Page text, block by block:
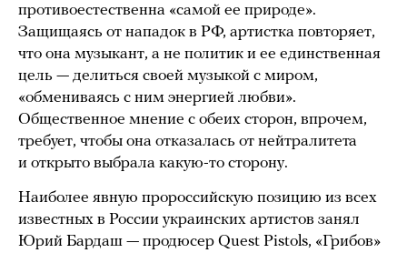
противоестественна «самой ее природе».
Защищаясь от нападок в РФ, артистка повторяет,
что она музыкант, а не политик и ее единственная
цель — делиться своей музыкой с миром,
«обмениваясь с ним энергией любви».
Общественное мнение с обеих сторон, впрочем,
требует, чтобы она отказалась от нейтралитета
и открыто выбрала какую-то сторону.
Наиболее явную пророссийскую позицию из всех
известных в России украинских артистов занял
Юрий Бардаш — продюсер Quest Pistols, «Грибов»